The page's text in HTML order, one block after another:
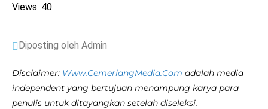
Views: 40
Diposting oleh Admin
Disclaimer: Www.CemerlangMedia.Com adalah media
independent yang bertujuan menampung karya para
penulis untuk ditayangkan setelah diseleksi.